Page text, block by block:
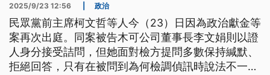
2025/9/23 12:56 政治
民眾黨前主席柯文哲等人今（23）日因為政治獻金等
案再次出庭。同案被告木可公司董事長李文娟則以證
人身分接受詰問，但她面對檢方提問多數保持緘默、
拒絕回答，只有在被問到為何檢調偵訊時說法不一？